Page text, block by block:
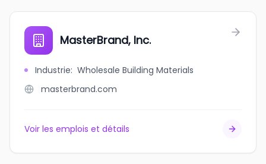
MasterBrand, Inc.
Industrie: Wholesale Building Materials
masterbrand.com
Voir les emplois et détails